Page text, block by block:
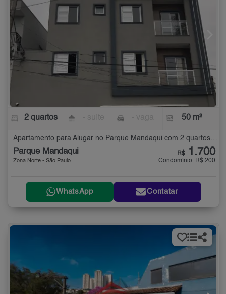
2 quartos 50 m²
Parque Mandaqui
Zona Norte - São Paulo
R$ 1.700
Condomínio: R$ 200
WhatsApp Contatar